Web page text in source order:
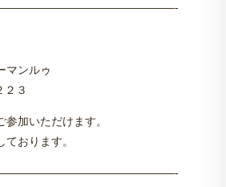
マンルゥ
２３
加いただけます。
おります。